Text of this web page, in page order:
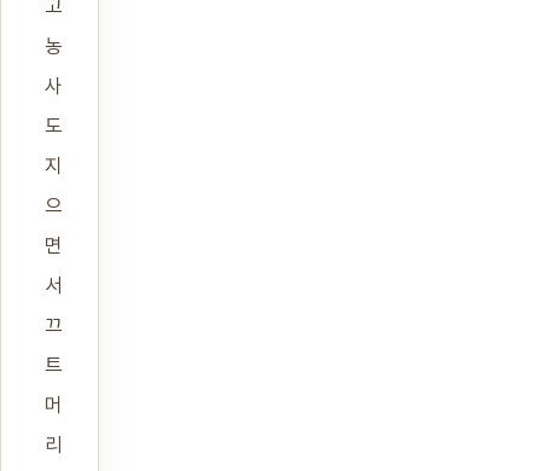
고
농
사
도
지
으
면
서
끄
트
머
리